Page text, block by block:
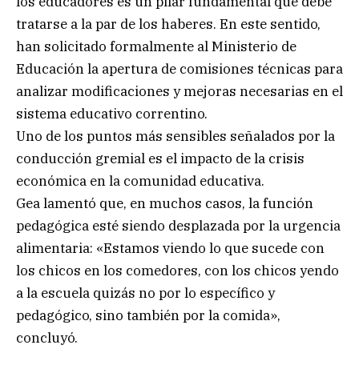
tratarse a la par de los haberes. En este sentido,
han solicitado formalmente al Ministerio de
Educación la apertura de comisiones técnicas para
analizar modificaciones y mejoras necesarias en el
sistema educativo correntino.
Uno de los puntos más sensibles señalados por la
conducción gremial es el impacto de la crisis
económica en la comunidad educativa.
Gea lamentó que, en muchos casos, la función
pedagógica esté siendo desplazada por la urgencia
alimentaria: «Estamos viendo lo que sucede con
los chicos en los comedores, con los chicos yendo
a la escuela quizás no por lo específico y
pedagógico, sino también por la comida»,
concluyó.